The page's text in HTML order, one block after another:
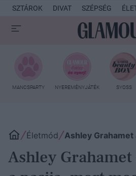
SZTÁROK DIVAT SZÉPSÉG
MANCSPARTY NYEREMÉNYJÁTÉK SYOSS
Életmód Ashley
Ashley